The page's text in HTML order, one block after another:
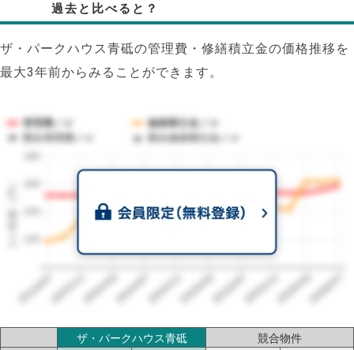
過去と比べると？
ザ・パークハウス青砥の管理費・修繕積立金の価格推移を
最大3年前からみることができます。
1㎡単価（円）
管理費／㎡
修繕積立金／㎡
競合管理費／㎡
競合修繕積立金／㎡
2023/072023/112024/032024/072024/112025/032025/072025/112026/032026/07
ザ・パークハウス青砥
競合物件